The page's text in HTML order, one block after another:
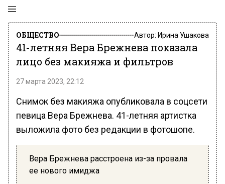
ОБЩЕСТВО Автор: Ирина Ушакова
41-летняя Вера Брежнева показала
лицо без макияжа и фильтров
27 марта 2023, 22:12
Снимок без макияжа опубликовала в соцсети
певица Вера Брежнева. 41-летняя артистка
выложила фото без редакции в фотошопе.
Вера Брежнева расстроена из-за провала
ее нового имиджа